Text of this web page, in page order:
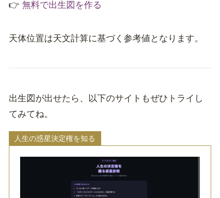
👉 無料で出生図を作る
天体位置は天文計算に基づく参考値となります。
出生図が出せたら、以下のサイトもぜひトライし
てみてね。
人生の惑星決定権を知る